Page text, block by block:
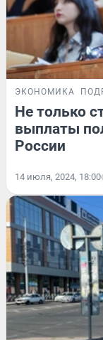
ЭКОНОМИКА
Не только
выплаты
России
14 июля, 2024, 18:00